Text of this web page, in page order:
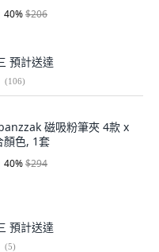
40%$206
預計送達
(106)
磁吸粉筆夾 4款 x
顏色, 1套
40%$294
預計送達
(5)